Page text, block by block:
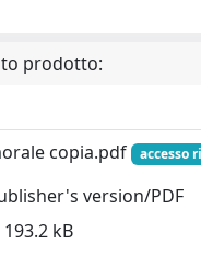
prodotto:
copia.pdf
accesso
version/PDF
kB